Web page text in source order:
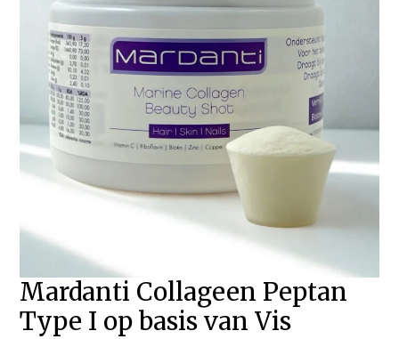
Mardanti Collageen Peptan
Type I op basis van Vis